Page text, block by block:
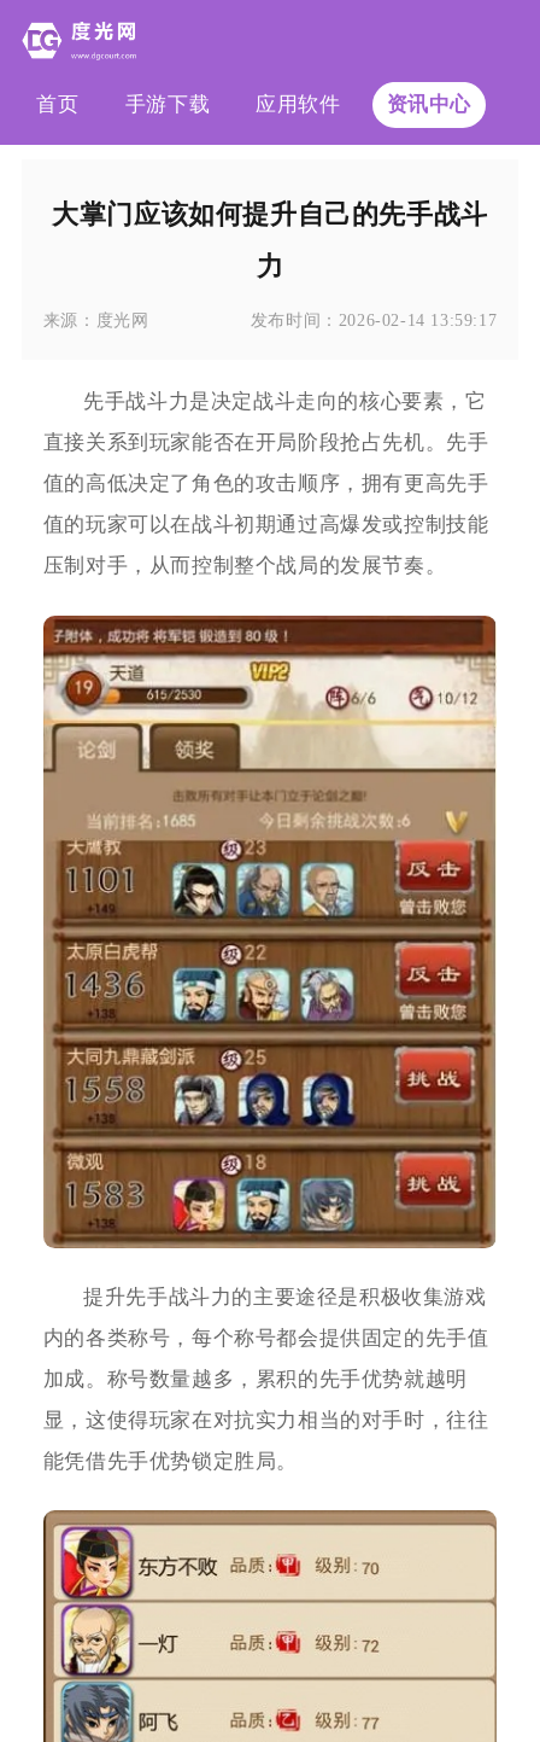
首页 手游下载 应用软件 资讯中心
大掌门应该如何提升自己的先手战斗
力
来源： 度光网 发布时间： 2026-02-14 13:59:17
先手战斗力是决定战斗走向的核心要素，它
直接关系到玩家能否在开局阶段抢占先机。先手
值的高低决定了角色的攻击顺序，拥有更高先手
值的玩家可以在战斗初期通过高爆发或控制技能
压制对手，从而控制整个战局的发展节奏。
提升先手战斗力的主要途径是积极收集游戏
内的各类称号，每个称号都会提供固定的先手值
加成。称号数量越多，累积的先手优势就越明
显，这使得玩家在对抗实力相当的对手时，往往
能凭借先手优势锁定胜局。